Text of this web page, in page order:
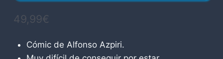
49,99€
Cómic de Alfonso Azpiri.